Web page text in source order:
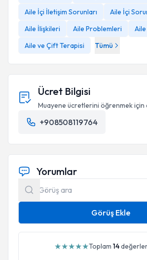
Aile İçi İletişim Sorunları
Aile İçi
Aile İlişkileri
Aile Problemleri
Aile ve Çift Terapisi
Tümü
Ücret Bilgisi
Muayene ücretlerini öğrenmek için
+908508119764
Yorumlar
Görüş Ekle
★★★★★Toplam 14